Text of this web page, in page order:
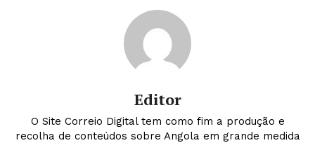
Editor
O Site Correio Digital tem como fim a produção e
recolha de conteúdos sobre Angola em grande medida